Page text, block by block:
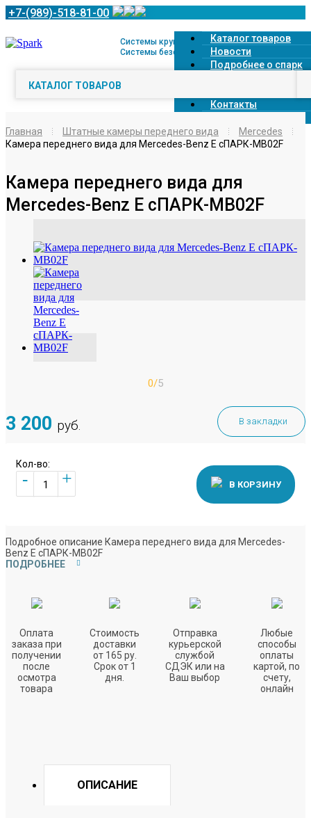
+7-(989)-518-81-00
Системы кругового обзора 360° и
Системы безопасной парковки
Каталог товаров
Новости
Подробнее о спарк
Контакты
КАТАЛОГ ТОВАРОВ
Главная Штатные камеры переднего вида
Mercedes
Камера переднего вида для Mercedes-Benz E сПАРК-MB02F
Камера переднего вида для
Mercedes-Benz E сПАРК-MB02F
0/5
3 200 руб. В закладки
Кол-во:
- + В КОРЗИНУ
Подробное описание Камера переднего вида для Mercedes-
Benz E сПАРК-MB02F
ПОДРОБНЕЕ
Оплата
заказа при
получении
после
осмотра
товара
Стоимость
доставки
от 165 ру.
Срок от 1
дня.
Отправка
курьерской
службой
СДЭК или на
Ваш выбор
Любые
способы
оплаты
картой, по
счету,
онлайн
ОПИСАНИЕ